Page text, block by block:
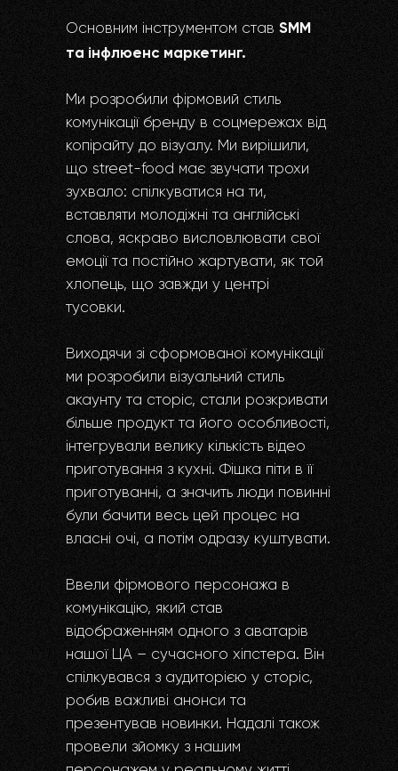
Основним інструментом став SMM
та інфлюенс маркетинг.
Ми розробили фірмовий стиль
комунікації бренду в соцмережах від
копірайту до візуалу. Ми вирішили,
що street-food має звучати трохи
зухвало: спілкуватися на ти,
вставляти молодіжні та англійські
слова, яскраво висловлювати свої
емоції та постійно жартувати, як той
хлопець, що завжди у центрі
тусовки.
Виходячи зі сформованої комунікації
ми розробили візуальний стиль
акаунту та сторіс, стали розкривати
більше продукт та його особливості,
інтегрували велику кількість відео
приготування з кухні. Фішка піти в її
приготуванні, а значить люди повинні
були бачити весь цей процес на
власні очі, а потім одразу куштувати.
Ввели фірмового персонажа в
комунікацію, який став
відображенням одного з аватарів
нашої ЦА – сучасного хіпстера. Він
спілкувався з аудиторією у сторіс,
робив важливі анонси та
презентував новинки. Надалі також
провели зйомку з нашим